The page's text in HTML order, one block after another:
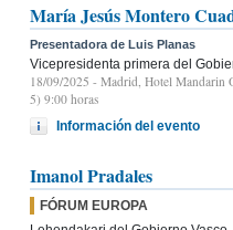
María Jesús Montero
Presentadora de Luis Planas
Vicepresidenta primera del
18/09/2025 - Madrid, Hotel Mandarin
5) 9:00 horas
Información del evento
Imanol Pradales
FÓRUM EUROPA